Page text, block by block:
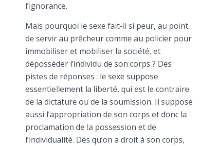
l’ignorance.
Mais pourquoi le sexe fait-il si peur, au point
de servir au prêcheur comme au policier pour
immobiliser et mobiliser la société, et
déposséder l’individu de son corps ? Des
pistes de réponses : le sexe suppose
essentiellement la liberté, qui est le contraire
de la dictature ou de la soumission. Il suppose
aussi l’appropriation de son corps et donc la
proclamation de la possession et de
l’individualité. Dès qu’on a droit à son corps,